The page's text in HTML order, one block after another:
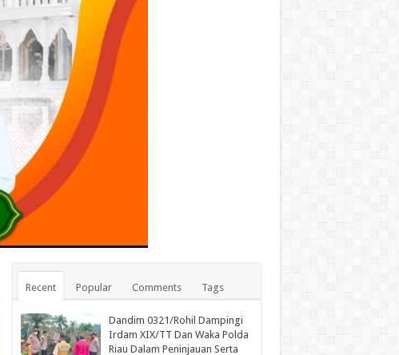
Recent
Popular Comments Tags
Dandim 0321/Rohil Dampingi
Irdam XIX/TT Dan Waka Polda
Riau Dalam Peninjauan Serta